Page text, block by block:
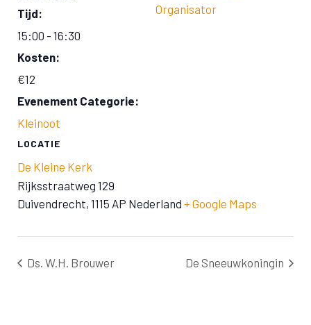
Tijd:
15:00 - 16:30
Kosten:
€12
Evenement Categorie:
Kleinoot
LOCATIE
De Kleine Kerk
Rijksstraatweg 129
Duivendrecht, 1115 AP Nederland + Google Maps
Organisator
Ds. W.H. Brouwer De Sneeuwkoningin